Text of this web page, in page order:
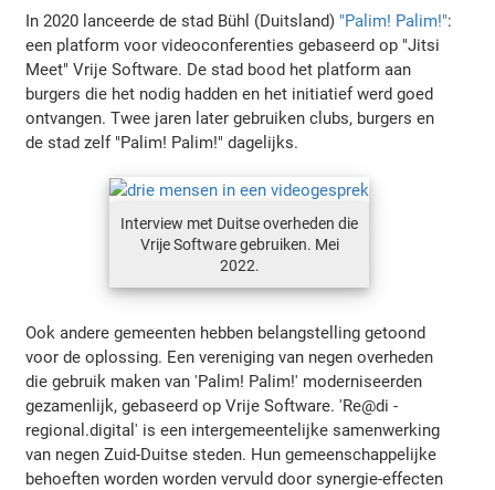
In 2020 lanceerde de stad Bühl (Duitsland) "Palim! Palim!":
een platform voor videoconferenties gebaseerd op "Jitsi
Meet" Vrije Software. De stad bood het platform aan
burgers die het nodig hadden en het initiatief werd goed
ontvangen. Twee jaren later gebruiken clubs, burgers en
de stad zelf "Palim! Palim!" dagelijks.
Interview met Duitse overheden die
Vrije Software gebruiken. Mei
2022.
Ook andere gemeenten hebben belangstelling getoond
voor de oplossing. Een vereniging van negen overheden
die gebruik maken van 'Palim! Palim!' moderniseerden
gezamenlijk, gebaseerd op Vrije Software. 'Re@di -
regional.digital' is een intergemeentelijke samenwerking
van negen Zuid-Duitse steden. Hun gemeenschappelijke
behoeften worden worden vervuld door synergie-effecten